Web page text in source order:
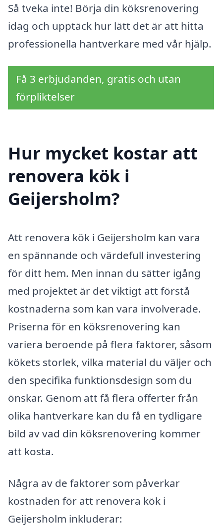
Så tveka inte! Börja din köksrenovering
idag och upptäck hur lätt det är att hitta
professionella hantverkare med vår hjälp.
Få 3 erbjudanden, gratis och utan
förpliktelser
Hur mycket kostar att
renovera kök i
Geijersholm?
Att renovera kök i Geijersholm kan vara
en spännande och värdefull investering
för ditt hem. Men innan du sätter igång
med projektet är det viktigt att förstå
kostnaderna som kan vara involverade.
Priserna för en köksrenovering kan
variera beroende på flera faktorer, såsom
kökets storlek, vilka material du väljer och
den specifika funktionsdesign som du
önskar. Genom att få flera offerter från
olika hantverkare kan du få en tydligare
bild av vad din köksrenovering kommer
att kosta.
Några av de faktorer som påverkar
kostnaden för att renovera kök i
Geijersholm inkluderar: